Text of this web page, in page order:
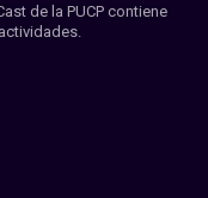
de la PUCP contiene